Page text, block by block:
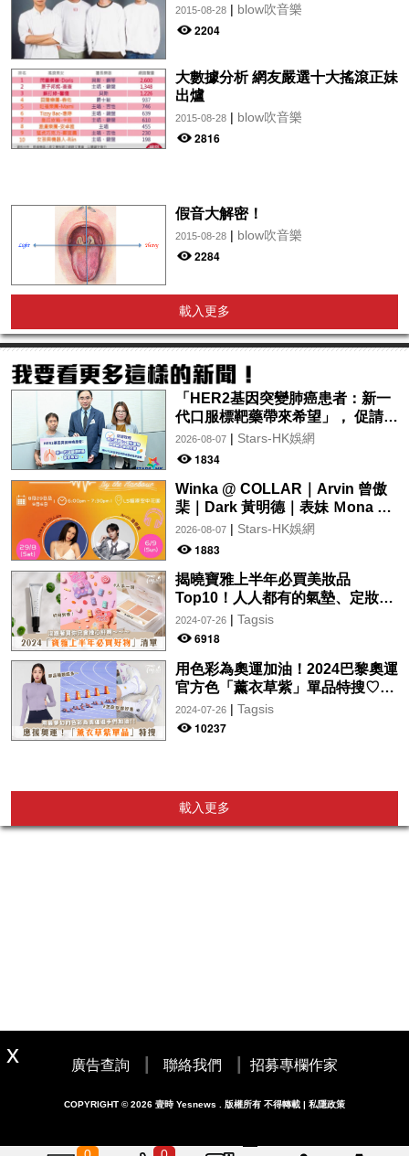
2015-08-28| blow吹音樂
2204
大數據分析 網友嚴選十大搖滾正妹
出爐
2015-08-28| blow吹音樂
2816
假音大解密！
2015-08-28| blow吹音樂
2284
載入更多
「HER2基因突變肺癌患者：新一
代口服標靶藥帶來希望」， 促請政
府加快納入藥物名冊，助患者及早
受惠
2026-08-07| Stars-HK娛網
1834
Winka @ COLLAR｜Arvin 曾傲
棐｜Dark 黃明德｜表妹 Ｍona 8
月29日起登陸L5維港空中花園 |
wwwtc mall 首度呈獻「Music
2026-08-07| Stars-HK娛網
1883
揭曉寶雅上半年必買美妝品
Top10！人人都有的氣墊、定妝噴
霧、保養品～幫你找到最值得入手
的好物♡
2024-07-26| Tagsis
6918
用色彩為奧運加油！2024巴黎奧運
官方色「薰衣草紫」單品特搜♡讓
你從頭到腳、隨時充滿奧運氛圍～
2024-07-26| Tagsis
10237
載入更多
廣告查詢 聯絡我們 招募專欄作家
COPYRIGHT © 2026 壹時 Yesnews . 版權所有 不得轉載 | 私隱政策